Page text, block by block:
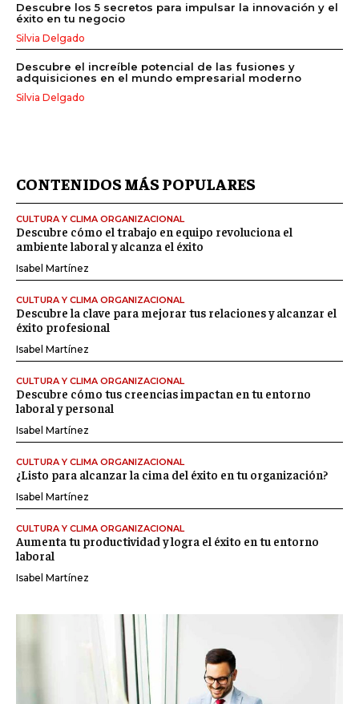
Descubre los 5 secretos para impulsar la innovación y el
éxito en tu negocio
Silvia Delgado
Descubre el increíble potencial de las fusiones y
adquisiciones en el mundo empresarial moderno
Silvia Delgado
CONTENIDOS MÁS POPULARES
CULTURA Y CLIMA ORGANIZACIONAL
Descubre cómo el trabajo en equipo revoluciona el
ambiente laboral y alcanza el éxito
Isabel Martínez
CULTURA Y CLIMA ORGANIZACIONAL
Descubre la clave para mejorar tus relaciones y alcanzar el
éxito profesional
Isabel Martínez
CULTURA Y CLIMA ORGANIZACIONAL
Descubre cómo tus creencias impactan en tu entorno
laboral y personal
Isabel Martínez
CULTURA Y CLIMA ORGANIZACIONAL
¿Listo para alcanzar la cima del éxito en tu organización?
Isabel Martínez
CULTURA Y CLIMA ORGANIZACIONAL
Aumenta tu productividad y logra el éxito en tu entorno
laboral
Isabel Martínez